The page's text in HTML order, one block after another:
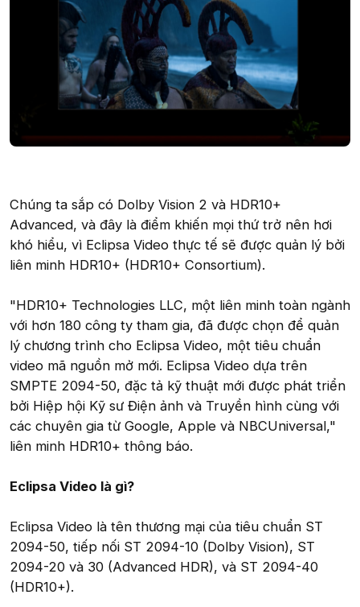
Chúng ta sắp có Dolby Vision 2 và HDR10+
Advanced, và đây là điểm khiến mọi thứ trở nên hơi
khó hiểu, vì Eclipsa Video thực tế sẽ được quản lý bởi
liên minh HDR10+ (HDR10+ Consortium).
"HDR10+ Technologies LLC, một liên minh toàn ngành
với hơn 180 công ty tham gia, đã được chọn để quản
lý chương trình cho Eclipsa Video, một tiêu chuẩn
video mã nguồn mở mới. Eclipsa Video dựa trên
SMPTE 2094-50, đặc tả kỹ thuật mới được phát triển
bởi Hiệp hội Kỹ sư Điện ảnh và Truyền hình cùng với
các chuyên gia từ Google, Apple và NBCUniversal,"
liên minh HDR10+ thông báo.
Eclipsa Video là gì?
Eclipsa Video là tên thương mại của tiêu chuẩn ST
2094-50, tiếp nối ST 2094-10 (Dolby Vision), ST
2094-20 và 30 (Advanced HDR), và ST 2094-40
(HDR10+).